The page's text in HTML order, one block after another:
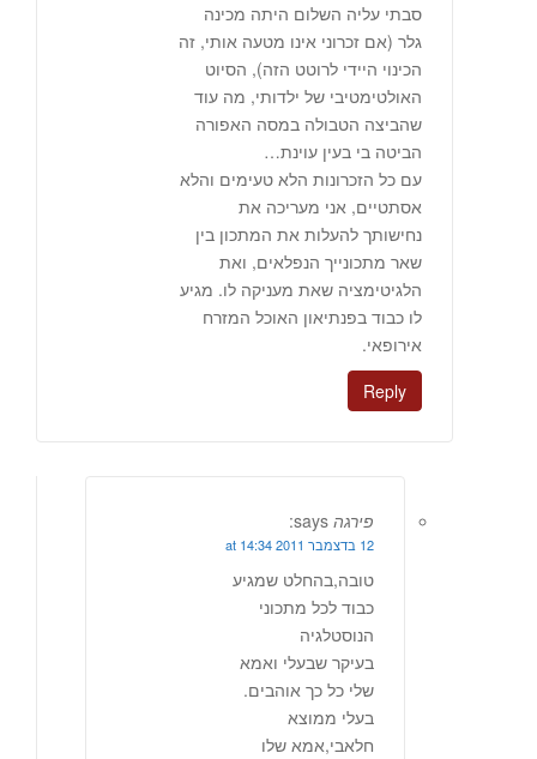
סבתי עליה השלום היתה מכינה
גלר (אם זכרוני אינו מטעה אותי, זה
הכינוי היידי לרוטט הזה), הסיוט
האולטימטיבי של ילדותי, מה עוד
שהביצה הטבולה במסה האפורה
הביטה בי בעין עוינת…
עם כל הזכרונות הלא טעימים והלא
אסתטיים, אני מעריכה את
נחישותך להעלות את המתכון בין
שאר מתכונייך הנפלאים, ואת
הלגיטימציה שאת מעניקה לו. מגיע
לו כבוד בפנתיאון האוכל המזרח
אירופאי.
Reply
פירגה says:
12 בדצמבר 2011 at 14:34
טובה,בהחלט שמגיע
כבוד לכל מתכוני
הנוסטלגיה
בעיקר שבעלי ואמא
שלי כל כך אוהבים.
בעלי ממוצא
חלאבי,אמא שלו